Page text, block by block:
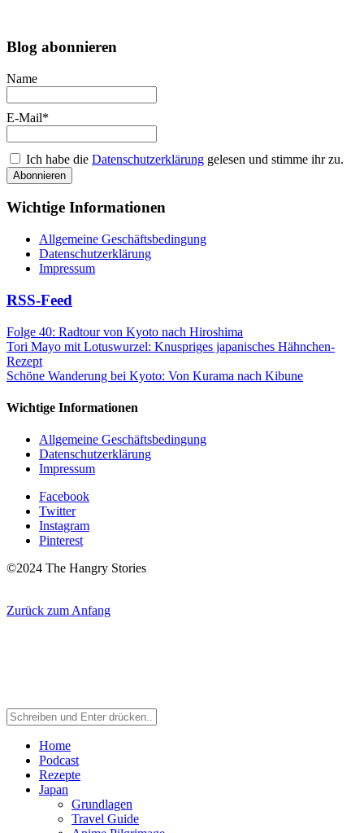
Blog abonnieren
Name
E-Mail*
Ich habe die Datenschutzerklärung gelesen und stimme ihr zu.
Wichtige Informationen
Allgemeine Geschäftsbedingung
Datenschutzerklärung
Impressum
RSS-Feed
Folge 40: Radtour von Kyoto nach Hiroshima
Tori Mayo mit Lotuswurzel: Knuspriges japanisches Hähnchen-
Rezept
Schöne Wanderung bei Kyoto: Von Kurama nach Kibune
Wichtige Informationen
Allgemeine Geschäftsbedingung
Datenschutzerklärung
Impressum
Facebook
Twitter
Instagram
Pinterest
©2024 The Hangry Stories
Zurück zum Anfang
Home
Podcast
Rezepte
Japan
Grundlagen
Travel Guide